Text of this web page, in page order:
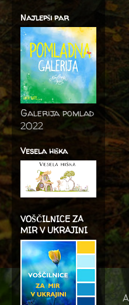
Najlepši par
Galerija pomlad
2022
Vesela hiška
VOŠČILNICE ZA
MIR V UKRAJINI